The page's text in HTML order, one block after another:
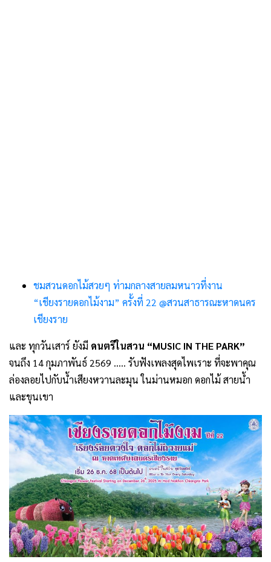
ชมสวนดอกไม้สวยๆ ท่ามกลางสายลมหนาวที่งาน
“เชียงรายดอกไม้งาม” ครั้งที่ 22 @สวนสาธารณะหาดนคร
เชียงราย
และ ทุกวันเสาร์ ยังมี ดนตรีในสวน “MUSIC IN THE PARK”
จนถึง 14 กุมภาพันธ์ 2569 ….. รับฟังเพลงสุดไพเราะ ที่จะพาคุณ
ล่องลอยไปกับน้ำเสียงหวานละมุน ในม่านหมอก ดอกไม้ สายน้ำ
และขุนเขา